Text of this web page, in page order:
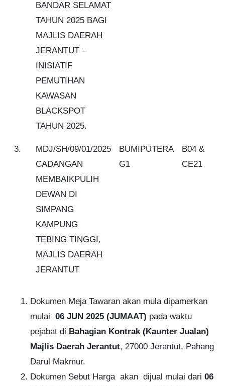
BANDAR SELAMAT
TAHUN 2025 BAGI
MAJLIS DAERAH
JERANTUT –
INISIATIF
PEMUTIHAN
KAWASAN
BLACKSPOT
TAHUN 2025.
3.
MDJ/SH/09/01/2025
CADANGAN
MEMBAIKPULIH
DEWAN DI
SIMPANG
KAMPUNG
TEBING TINGGI,
MAJLIS DAERAH
JERANTUT
BUMIPUTERA
G1
B04 &
CE21
Dokumen Meja Tawaran akan mula dipamerkan
mulai 06 JUN 2025 (JUMAAT) pada waktu
pejabat di Bahagian Kontrak (Kaunter Jualan)
Majlis Daerah Jerantut, 27000 Jerantut, Pahang
Darul Makmur.
Dokumen Sebut Harga akan dijual mulai dari 06